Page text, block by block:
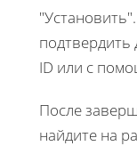
подтвердить
ID или с
После
найдите на